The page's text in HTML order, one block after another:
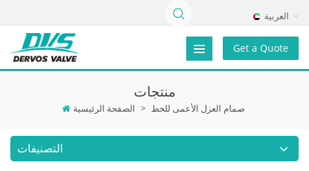
العربية
Get a Quote
منتجات
الصفحة الرئيسية > صمام العزل الأعمى للخط
التصنيفات